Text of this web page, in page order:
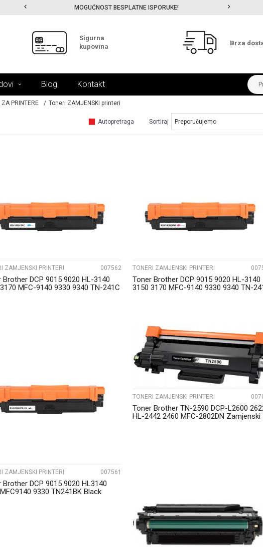
MOGUĆNOST BESPLATNE ISPORUKE!
Sigurna
kupovina
Brza
Blog Kontakt
ZA PRINTERE Toneri ZAMJENSKI printeri
Autopretraga Sortiraj
UPOREDI
ZAMJENSKI PRINTERI 007562
Brother DCP 9015 9020 HL-3140
MFC-9140 9330 9340 TN-241C
UPOREDI
TONERI ZAMJENSKI PRINTERI
Toner Brother DCP 9015 9020 HL-3140
3150 3170 MFC-9140 9330 9340 TN-
UPOREDI
ZAMJENSKI PRINTERI 007561
Brother DCP 9015 9020 HL3140
9330 TN241BK Black
UPOREDI
TONERI ZAMJENSKI PRINTERI
Toner Brother TN-2590 DCP-L2600
HL-2442 2460 MFC-2802DN Zamjenski
UPOREDI